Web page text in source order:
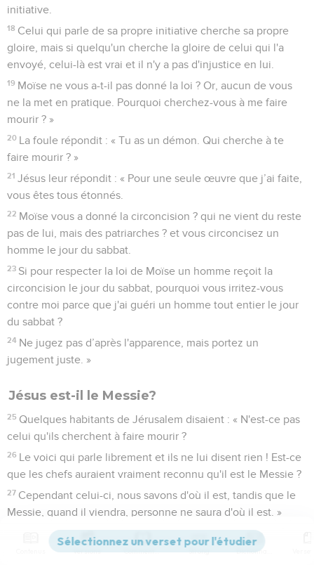
initiative.
18 Celui qui parle de sa propre initiative cherche sa propre
gloire, mais si quelqu'un cherche la gloire de celui qui l'a
envoyé, celui-là est vrai et il n'y a pas d'injustice en lui.
19 Moïse ne vous a-t-il pas donné la loi ? Or, aucun de vous
ne la met en pratique. Pourquoi cherchez-vous à me faire
mourir ? »
20 La foule répondit : « Tu as un démon. Qui cherche à te
faire mourir ? »
21 Jésus leur répondit : « Pour une seule œuvre que j’ai faite,
vous êtes tous étonnés.
22 Moïse vous a donné la circoncision ? qui ne vient du reste
pas de lui, mais des patriarches ? et vous circoncisez un
homme le jour du sabbat.
23 Si pour respecter la loi de Moïse un homme reçoit la
circoncision le jour du sabbat, pourquoi vous irritez-vous
contre moi parce que j'ai guéri un homme tout entier le jour
du sabbat ?
24 Ne jugez pas d’après l'apparence, mais portez un
jugement juste. »
Jésus est-il le Messie?
25 Quelques habitants de Jérusalem disaient : « N'est-ce pas
celui qu'ils cherchent à faire mourir ?
26 Le voici qui parle librement et ils ne lui disent rien ! Est-ce
que les chefs auraient vraiment reconnu qu'il est le Messie ?
27 Cependant celui-ci, nous savons d'où il est, tandis que le
Messie, quand il viendra, personne ne saura d'où il est. »
Jésus enseignait dans le temple. Il s'écria alors : « Vous
me connaissez et vous savez d'où je suis ! Pourtant je ne suis
Versions Commentaires Strong